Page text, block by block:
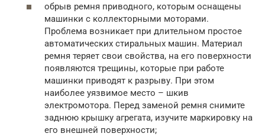
обрыв ремня приводного, которым оснащены
машинки с коллекторными моторами.
Проблема возникает при длительном простое
автоматических стиральных машин. Материал
ремня теряет свои свойства, на его поверхности
появляются трещины, которые при работе
машинки приводят к разрыву. При этом
наиболее уязвимое место – шкив
электромотора. Перед заменой ремня снимите
заднюю крышку агрегата, изучите маркировку на
его внешней поверхности;